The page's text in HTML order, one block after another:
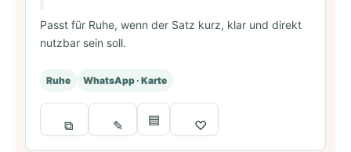
Passt für Ruhe, wenn der Satz kurz, klar und direkt
nutzbar sein soll.
Ruhe WhatsApp · Karte
⧉ ✎ ▤ ♡